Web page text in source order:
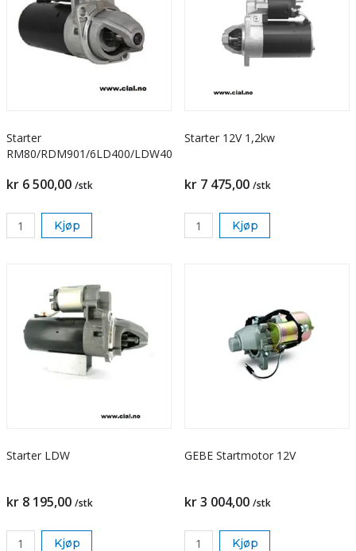
Starter
RM80/RDM901/6LD400/LDW401
kr 6 500,00 /stk
Kjøp
Starter 12V 1,2kw
kr 7 475,00 /stk
Kjøp
Starter LDW
kr 8 195,00 /stk
Kjøp
GEBE Startmotor 12V
kr 3 004,00 /stk
Kjøp